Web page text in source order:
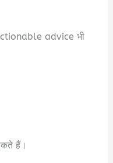
advice भी
हैं।